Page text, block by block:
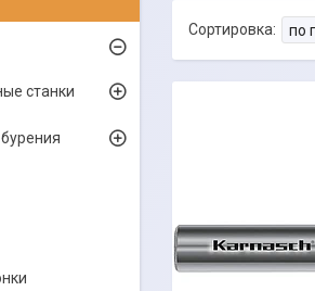
станки